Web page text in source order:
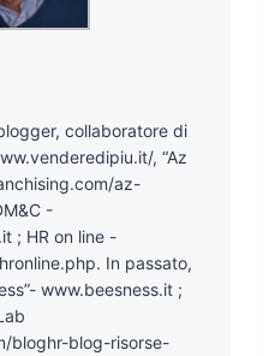
collaboratore di
, “Az
az-
-
; HR on line -
In passato,
www.beesness.it ;
bloghr-blog-risorse-